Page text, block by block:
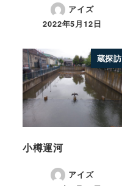
アイズ
2022年5月12日
蔵探訪
小樽運河
アイズ